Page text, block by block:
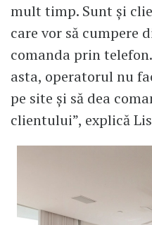
mult timp. Sunt și
care vor să cumpere
comanda prin
asta, operatorul nu
pe site și să dea
clientului”, explică